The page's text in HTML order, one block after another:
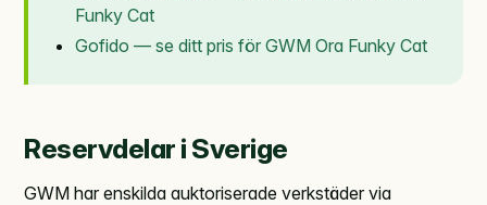
Funky Cat
Gofido — se ditt pris för GWM Ora Funky Cat
Reservdelar i Sverige
GWM har enskilda auktoriserade verkstäder via